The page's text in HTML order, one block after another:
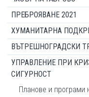
ПРЕБРОЯВАНЕ 2021
ХУМАНИТАРНА
ВЪТРЕШНОГРАДСКИ
УПРАВЛЕНИЕ ПРИ
СИГУРНОСТ
Планове и програми